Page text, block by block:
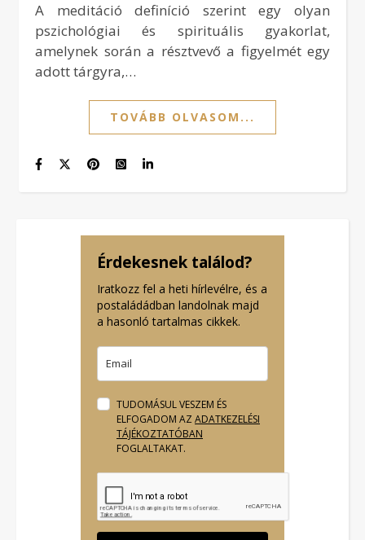
A meditáció definíció szerint egy olyan
pszichológiai és spirituális gyakorlat,
amelynek során a résztvevő a figyelmét egy
adott tárgyra,…
TOVÁBB OLVASOM...
Érdekesnek találod?
Iratkozz fel a heti hírlevélre, és a
postaládádban landolnak majd
a hasonló tartalmas cikkek.
TUDOMÁSUL VESZEM ÉS
ELFOGADOM AZ ADATKEZELÉSI
TÁJÉKOZTATÓBAN
FOGLALTAKAT.